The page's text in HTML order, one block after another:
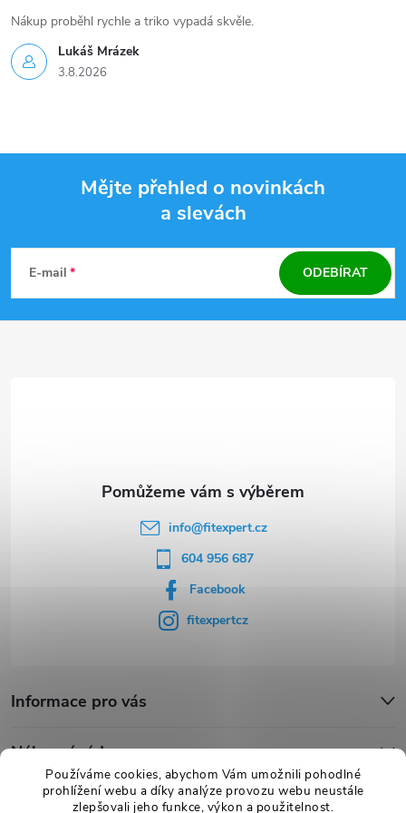
Používáme cookies, abychom Vám umožnili pohodlné
prohlížení webu a díky analýze provozu webu neustále
zlepšovali jeho funkce, výkon a použitelnost.
Lukáš Mrázek
3.8.2026
Nákup proběhl rychle a triko vypadá skvěle.
p
Mějte přehled o novinkách
a slevách
E-mail ODEBÍRAT
info@fitexpert.cz
604 956 687
Facebook
fitexpertcz
Informace pro vás
Nákupní rádce
Novinky